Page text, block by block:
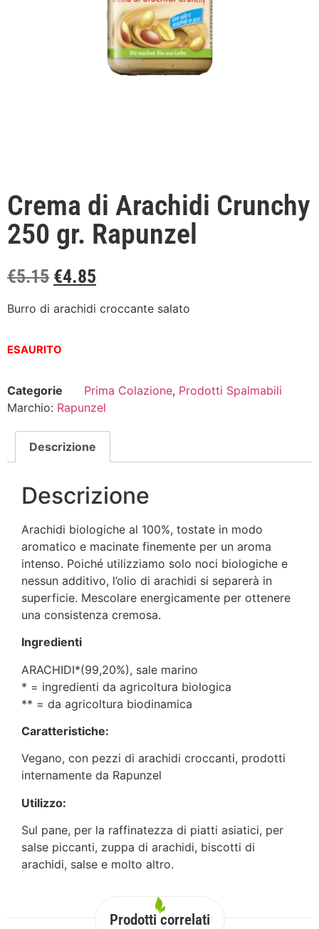
Crema di Arachidi Crunchy
250 gr. Rapunzel
€5.15 €4.85
Burro di arachidi croccante salato
ESAURITO
Categorie Prima Colazione, Prodotti Spalmabili
Marchio: Rapunzel
Descrizione
Descrizione
Arachidi biologiche al 100%, tostate in modo
aromatico e macinate finemente per un aroma
intenso. Poiché utilizziamo solo noci biologiche e
nessun additivo, l’olio di arachidi si separerà in
superficie. Mescolare energicamente per ottenere
una consistenza cremosa.
Ingredienti
ARACHIDI*(99,20%), sale marino
* = ingredienti da agricoltura biologica
** = da agricoltura biodinamica
Caratteristiche:
Vegano, con pezzi di arachidi croccanti, prodotti
internamente da Rapunzel
Utilizzo:
Sul pane, per la raffinatezza di piatti asiatici, per
salse piccanti, zuppa di arachidi, biscotti di
arachidi, salse e molto altro.
Prodotti correlati